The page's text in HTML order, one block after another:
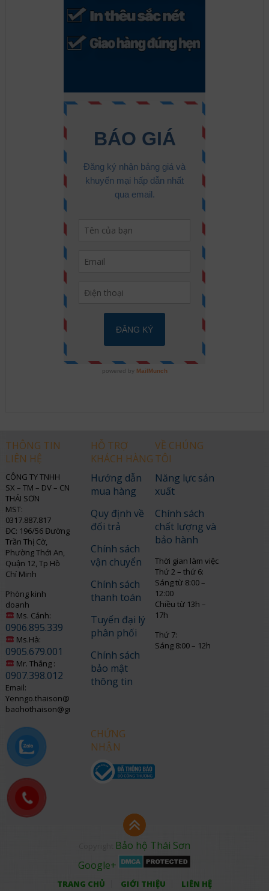
THÔNG TIN
LIÊN HỆ
CÔNG TY TNHH
SX – TM – DV – CN
THÁI SƠN
MST:
0317.887.817
ĐC: 196/56 Đường
Trần Thị Cờ,
Phường Thới An,
Quận 12, Tp Hồ
Chí Minh
Phòng kinh
doanh
Ms. Cảnh:
0906.895.339
Ms.Hà:
0905.679.001
Mr. Thắng :
0907.398.012
Email:
Yenngo.thaison@gmail.com
baohothaison@gmail.com
HỖ TRỢ
KHÁCH HÀNG
Hướng dẫn
mua hàng
Quy định về
đổi trả
Chính sách
vận chuyển
Chính sách
thanh toán
Tuyển đại lý
phân phối
Chính sách
bảo mật
thông tin
CHỨNG
NHẬN
VỀ CHÚNG
TÔI
Năng lực sản
xuất
Chính sách
chất lượng và
bảo hành
Thời gian làm việc
Thứ 2 – thứ 6:
Sáng từ 8:00 –
12:00
Chiều từ 13h –
17h
Thứ 7:
Sáng 8:00 – 12h
Bảo hộ Thái Sơn
Google+
TRANG CHỦ GIỚI THIỆU LIÊN HỆ